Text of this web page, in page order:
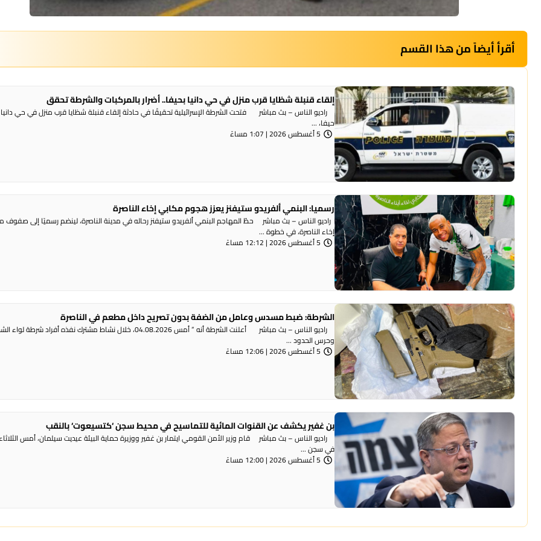
أقرأ أيضاً من هذا القسم
إلقاء قنبلة شظايا قرب منزل في حي دانيا بحيفا.. أضرار بالمركبات والشرطة تحقق
راديو الناس – بث مباشر فتحت الشرطة الإسرائيلية تحقيقًا في حادثة إلقاء قنبلة شظايا قرب منزل في حي دانيا
حيفا، ...
5 أغسطس 2026 | 1:07 مساءً
رسميا: البنمي ألفريدو ستيفنز يعزز هجوم مكابي إخاء الناصرة
راديو الناس – بث مباشر حطّ المهاجم البنمي ألفريدو ستيفنز رحاله في مدينة الناصرة، لينضم رسميًا إلى صفوف
إخاء الناصرة، في خطوة ...
5 أغسطس 2026 | 12:12 مساءً
الشرطة: ضبط مسدس وعامل من الضفة بدون تصريح داخل مطعم في الناصرة
راديو الناس – بث مباشر أعلنت الشرطة أنه ” أمس 04.08.2026، خلال نشاط مشترك نفذه أفراد شرطة
وحرس الحدود ...
5 أغسطس 2026 | 12:06 مساءً
بن غفير يكشف عن القنوات المائية للتماسيح في محيط سجن ‘كتسيعوت‘ بالنقب
راديو الناس – بث مباشر قام وزير الأمن القومي ايتمار بن غفير ووزيرة حماية البيئة عيديت سيلمان، أمس
في سجن ...
5 أغسطس 2026 | 12:00 مساءً